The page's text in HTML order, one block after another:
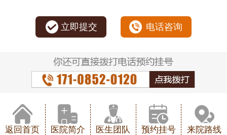
立即提交 电话咨询
返回首页 医院简介 医生团队 预约挂号 来院路线